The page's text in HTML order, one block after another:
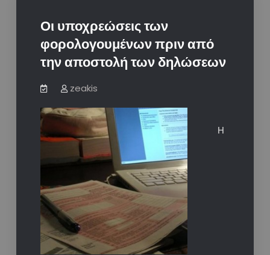
Οι υποχρεώσεις των
φορολογουμένων πριν από
την αποστολή των δηλώσεων
zeakis
Η